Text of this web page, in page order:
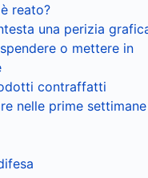
reato?
una perizia
o mettere in
contraffatti
nelle prime settimane